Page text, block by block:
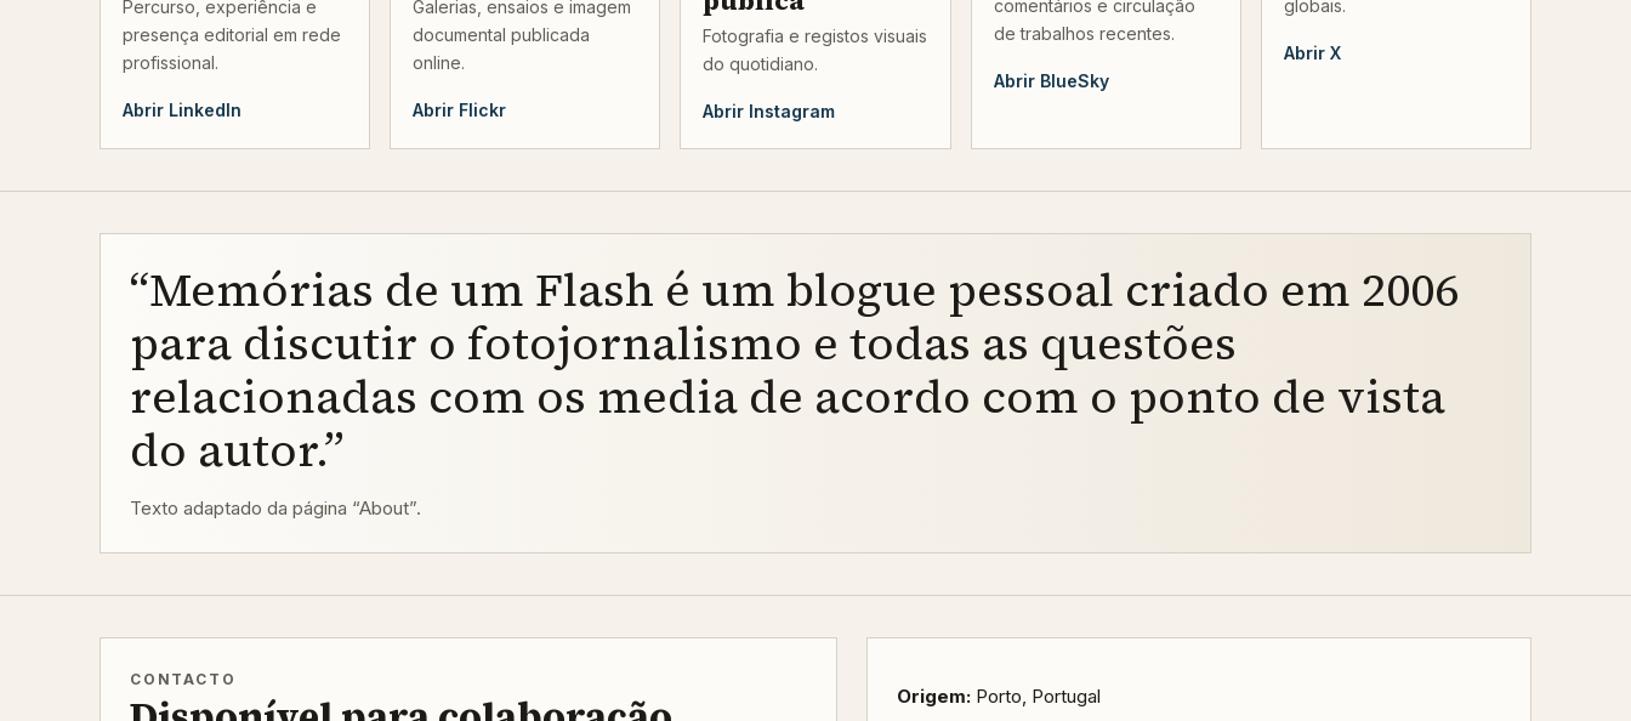
Percurso, experiência e
presença editorial em rede
profissional.
Abrir LinkedIn
Galerias, ensaios e imagem
documental publicada
online.
Abrir Flickr
Fotografia e registos visuais
do quotidiano.
Abrir Instagram
comentários e circulação
de trabalhos recentes.
Abrir BlueSky
globais.
Abrir X
“Memórias de um Flash é um blogue pessoal criado em 2006
para discutir o fotojornalismo e todas as questões
relacionadas com os media de acordo com o ponto de vista
do autor.”
Texto adaptado da página “About”.
CONTACTO
Origem: Porto, Portugal